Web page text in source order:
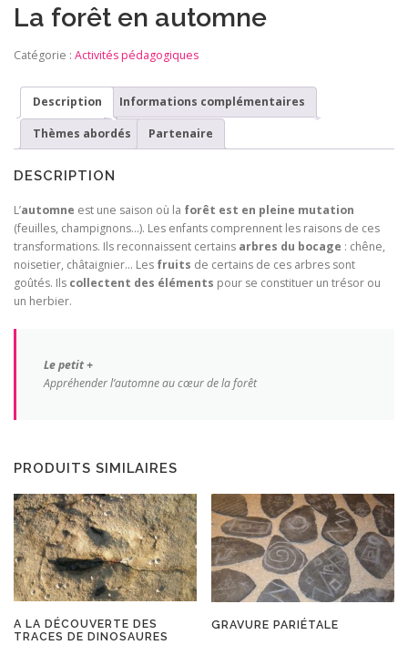
La forêt en automne
Catégorie : Activités pédagogiques
Description Informations complémentaires
Thèmes abordés Partenaire
DESCRIPTION
L’automne est une saison où la forêt est en pleine mutation
(feuilles, champignons…). Les enfants comprennent les raisons de ces
transformations. Ils reconnaissent certains arbres du bocage : chêne,
noisetier, châtaignier… Les fruits de certains de ces arbres sont
goûtés. Ils collectent des éléments pour se constituer un trésor ou
un herbier.
Le petit +
Appréhender l’automne au cœur de la forêt
PRODUITS SIMILAIRES
A LA DÉCOUVERTE DES
TRACES DE DINOSAURES
GRAVURE PARIÉTALE